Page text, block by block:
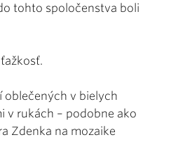
tohto spoločenstva boli
oblečených v bielych
v rukách – podobne ako
Zdenka na mozaike